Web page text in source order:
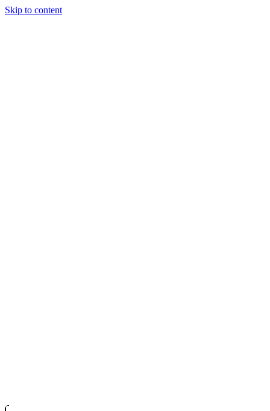
Skip to content